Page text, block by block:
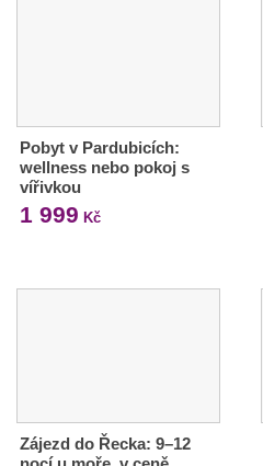
Pobyt v Pardubicích:
wellness nebo pokoj s
vířivkou
1 999 Kč
Zájezd do Řecka: 9–12